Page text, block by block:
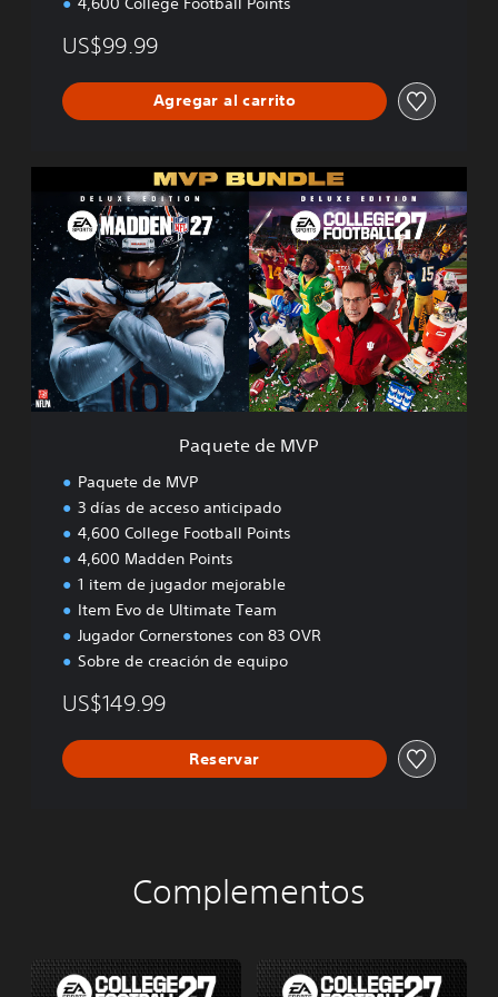
US$99.99
Agregar al carrito
q
u
e
t
e
e
M
V
P
Paquete de MVP
Paquete de MVP
3 días de acceso anticipado
4,600 College Football Points
4,600 Madden Points
1 item de jugador mejorable
Item Evo de Ultimate Team
Jugador Cornerstones con 83 OVR
Sobre de creación de equipo
US$149.99
Reservar
Complementos